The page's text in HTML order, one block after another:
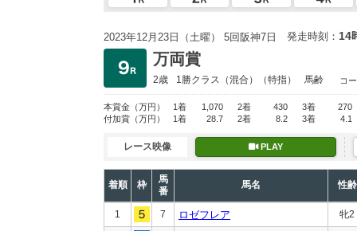
2023年12月23日（土曜） 5回阪神7日 発走時刻： 14
万両賞
2歳 1勝クラス （混合）（特指） 馬齢 コ
本賞金 （万円） 1着 1,070 2着 430 3着
270
付加賞 （万円） 1着 28.7 2着 8.2 3着 4.1
レース映像 PLAY
着順 枠
馬
番
馬名 性齢
1 7 ロゼフレア 牝2